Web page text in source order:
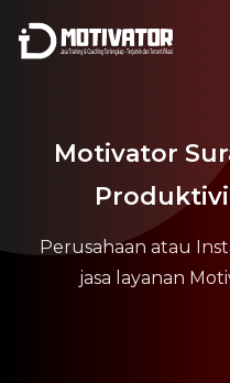
Motivator
Perusahaan atau
jasa layanan